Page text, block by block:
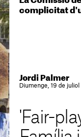
complicitat
Jordi Palmer
Diumenge, 19 de
'Fair-